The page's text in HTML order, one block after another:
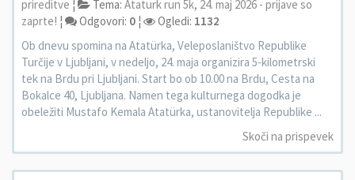
prireditve ¦ Tema: Ataturk run 5k, 24. maj 2026 - prijave so
zaprte! ¦ Odgovori: 0 ¦ Ogledi: 1132
Ob dnevu spomina na Atatürka, Veleposlaništvo Republike
Turčije v Ljubljani, v nedeljo, 24. maja organizira 5-kilometrski
tek na Brdu pri Ljubljani. Start bo ob 10.00 na Brdu, Cesta na
Bokalce 40, Ljubljana. Namen tega kulturnega dogodka je
obeležiti Mustafo Kemala Atatürka, ustanovitelja Republike ...
Skoči na prispevek